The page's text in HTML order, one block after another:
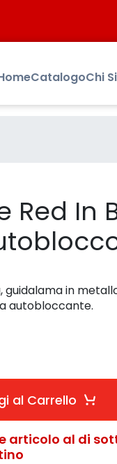
-
CatalogoChi
Red In
in
autobloccante.
al Carrello
articolo al di